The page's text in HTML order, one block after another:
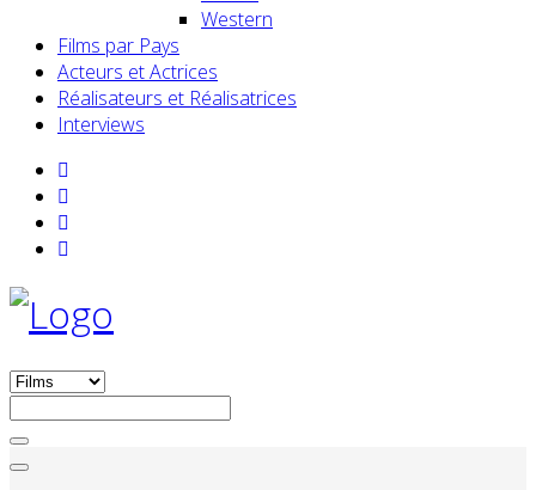
Western
Films par Pays
Acteurs et Actrices
Réalisateurs et Réalisatrices
Interviews